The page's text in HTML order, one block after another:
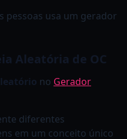
pessoas usa um gerador
Aleatória de OC
no Gerador
diferentes
em um conceito único